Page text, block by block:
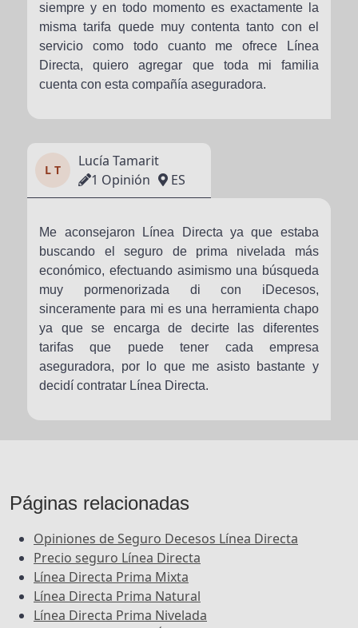
siempre y en todo momento es exactamente la
misma tarifa quede muy contenta tanto con el
servicio como todo cuanto me ofrece Línea
Directa, quiero agregar que toda mi familia
cuenta con esta compañía aseguradora.
L T
Lucía Tamarit
1 Opinión
ES
Me aconsejaron Línea Directa ya que estaba
buscando el seguro de prima nivelada más
económico, efectuando asimismo una búsqueda
muy pormenorizada di con iDecesos,
sinceramente para mi es una herramienta chapo
ya que se encarga de decirte las diferentes
tarifas que puede tener cada empresa
aseguradora, por lo que me asisto bastante y
decidí contratar Línea Directa.
Páginas relacionadas
Opiniones de Seguro Decesos Línea Directa
Precio seguro Línea Directa
Línea Directa Prima Mixta
Línea Directa Prima Natural
Línea Directa Prima Nivelada